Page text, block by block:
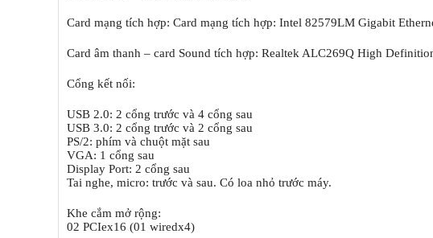
Card mạng tích hợp: Card mạng tích hợp: Intel 82579LM Gigabit
Card âm thanh – card Sound tích hợp: Realtek ALC269Q High
Cổng kết nối:
USB 2.0: 2 cổng trước và 4 cổng sau
USB 3.0: 2 cổng trước và 2 cổng sau
PS/2: phím và chuột mặt sau
VGA: 1 cổng sau
Display Port: 2 cổng sau
Tai nghe, micro: trước và sau. Có loa nhỏ trước máy.
Khe cắm mở rộng:
02 PCIex16 (01 wiredx4)